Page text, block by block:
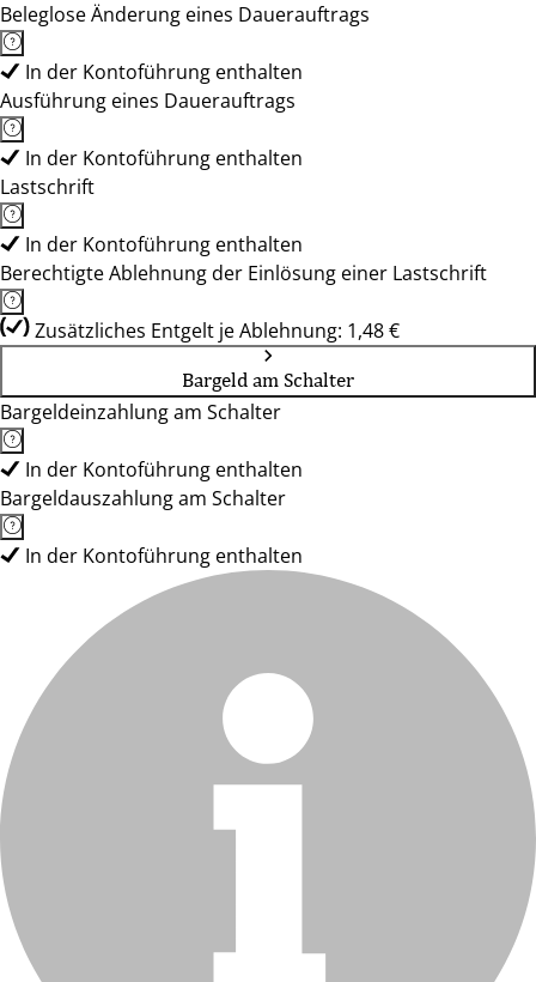
Beleglose Änderung eines Dauerauftrags
In der Kontoführung enthalten
Ausführung eines Dauerauftrags
In der Kontoführung enthalten
Lastschrift
In der Kontoführung enthalten
Berechtigte Ablehnung der Einlösung einer Lastschrift
Zusätzliches Entgelt je Ablehnung: 1,48 €
Bargeld am Schalter
Bargeldeinzahlung am Schalter
In der Kontoführung enthalten
Bargeldauszahlung am Schalter
In der Kontoführung enthalten